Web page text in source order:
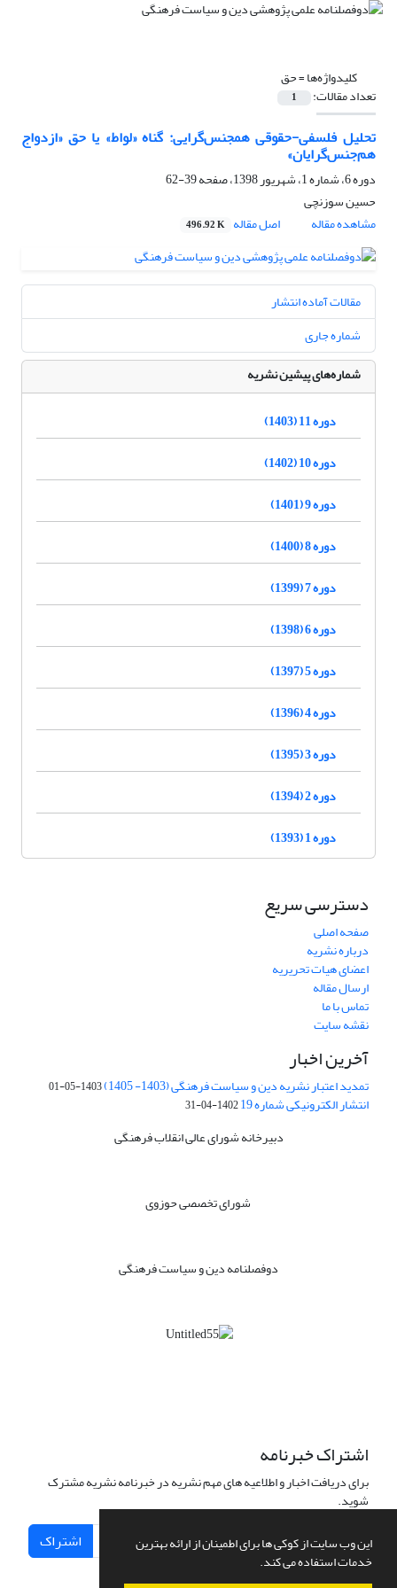
این وب سایت از کوکی ها برای اطمینان از ارائه بهترین
خدمات استفاده می کند.
کلیدواژه‌ها =حق
تعداد مقالات: 1
تحلیل فلسفی-حقوقی همجنس‌گرایی: گناه «لواط» یا حق «ازدواج
هم‌جنس‌گرایان»
دوره 6، شماره 1، شهریور 1398، صفحه
39-62
حسین سوزنچی
مشاهده مقاله
اصل مقاله 496.92 K
مقالات آماده انتشار
شماره جاری
شماره‌های پیشین نشریه
دوره 11 (1403)
دوره 10 (1402)
دوره 9 (1401)
دوره 8 (1400)
دوره 7 (1399)
دوره 6 (1398)
دوره 5 (1397)
دوره 4 (1396)
دوره 3 (1395)
دوره 2 (1394)
دوره 1 (1393)
دسترسی سریع
صفحه اصلی
درباره نشریه
اعضای هیات تحریریه
ارسال مقاله
تماس با ما
نقشه سایت
آخرین اخبار
تمدید اعتبار نشریه دین و سیاست فرهنگی (1403- 1405) 1403-05-01
انتشار الکترونیکی شماره 19 1402-04-31
دبیرخانه شورای عالی انقلاب فرهنگی
شورای تخصصی حوزوی
دوفصلنامه دین و سیاست فرهنگی
اشتراک خبرنامه
برای دریافت اخبار و اطلاعیه های مهم نشریه در خبرنامه نشریه مشترک
شوید.
اشتراک